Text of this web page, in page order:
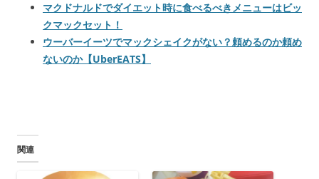
マクドナルドでダイエット時に食べるべきメニューはビッ
クマックセット！
ウーバーイーツでマックシェイクがない？頼めるのか頼め
ないのか【UberEATS】
関連